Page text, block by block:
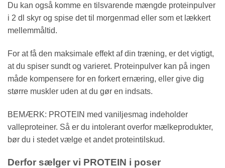
Du kan også komme en tilsvarende mængde proteinpulver
i 2 dl skyr og spise det til morgenmad eller som et lækkert
mellemmåltid.
For at få den maksimale effekt af din træning, er det vigtigt,
at du spiser sundt og varieret. Proteinpulver kan på ingen
måde kompensere for en forkert ernæring, eller give dig
større muskler uden at du gør en indsats.
BEMÆRK: PROTEIN med vaniljesmag indeholder
valleproteiner. Så er du intolerant overfor mælkeprodukter,
bør du i stedet vælge et andet proteintilskud.
Derfor sælger vi PROTEIN i poser